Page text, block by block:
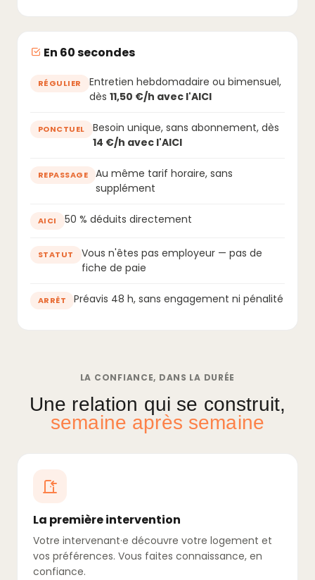
En 60 secondes
RÉGULIER
Entretien hebdomadaire ou bimensuel,
dès 11,50 €/h avec l'AICI
PONCTUEL
Besoin unique, sans abonnement, dès
14 €/h avec l'AICI
REPASSAGE
Au même tarif horaire, sans
supplément
AICI 50 % déduits directement
STATUT
Vous n'êtes pas employeur — pas de
fiche de paie
ARRÊT Préavis 48 h, sans engagement ni pénalité
LA CONFIANCE, DANS LA DURÉE
Une relation qui se construit,
semaine après semaine
La première intervention
Votre intervenant·e découvre votre logement et
vos préférences. Vous faites connaissance, en
confiance.